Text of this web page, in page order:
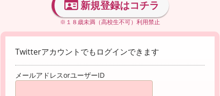
新規登録はコチラ
※１８歳未満（高校生不可）利用禁止
Twitterアカウントでもログインできます
メールアドレスorユーザーID